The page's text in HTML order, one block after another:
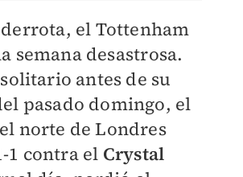
derrota, el Tottenham
semana desastrosa.
antes de su
pasado domingo, el
norte de Londres
1 contra el Crystal